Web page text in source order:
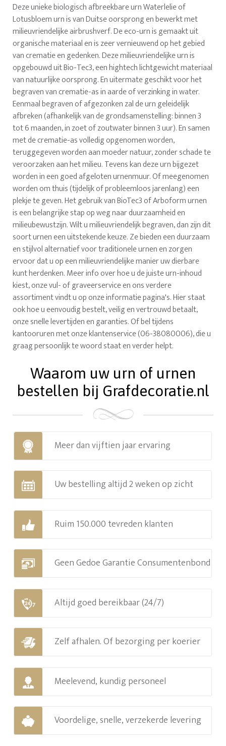
Deze unieke biologisch afbreekbare urn Waterlelie of
Lotusbloem urn is van Duitse oorsprong en bewerkt met
milieuvriendelijke airbrushverf. De eco-urn is gemaakt uit
organische materiaal en is zeer vernieuwend op het gebied
van crematie en gedenken. Deze milieuvriendelijke urn is
opgebouwd uit Bio-Tec3, een hightech lichtgewicht materiaal
van natuurlijke oorsprong. En uitermate geschikt voor het
begraven van crematie-as in aarde of verzinking in water.
Eenmaal begraven of afgezonken zal de urn geleidelijk
afbreken (afhankelijk van de grondsamenstelling: binnen 3
tot 6 maanden, in zoet of zoutwater binnen 3 uur). En samen
met de crematie-as volledig opgenomen worden,
teruggegeven worden aan moeder natuur, zonder schade te
veroorzaken aan het milieu. Tevens kan deze urn bijgezet
worden in een goed afgeloten urnenmuur. Of meegenomen
worden om thuis (tijdelijk of probleemloos jarenlang) een
plekje te geven. Het gebruik van BioTec3 of Arboform urnen
is een belangrijke stap op weg naar duurzaamheid en
milieubewustzijn. Wilt u milieuvriendelijk begraven, dan zijn dit
soort urnen een uitstekende keuze. Ze bieden een duurzaam
en stijlvol alternatief voor traditionele urnen en zorgen
ervoor dat u op een milieuvriendelijke manier uw dierbare
kunt herdenken. Meer info over hoe u de juiste urn-inhoud
kiest, onze vul- of graveerservice en ons verdere
assortiment vindt u op onze informatie pagina's. Hier staat
ook hoe u eenvoudig bestelt, veilig en vertrouwd betaalt,
onze snelle levertijden en garanties. Of bel tijdens
kantooruren met onze klantenservice (06-38080006), die u
graag persoonlijk te woord staat en verder helpt.
Waarom uw urn of urnen
bestellen bij Grafdecoratie.nl
Meer dan vijftien jaar ervaring
Uw bestelling altijd 2 weken op zicht
Ruim 150.000 tevreden klanten
Geen Gedoe Garantie Consumentenbond
Altijd goed bereikbaar (24/7)
Zelf afhalen. Of bezorging per koerier
Meelevend, kundig personeel
Voordelige, snelle, verzekerde levering